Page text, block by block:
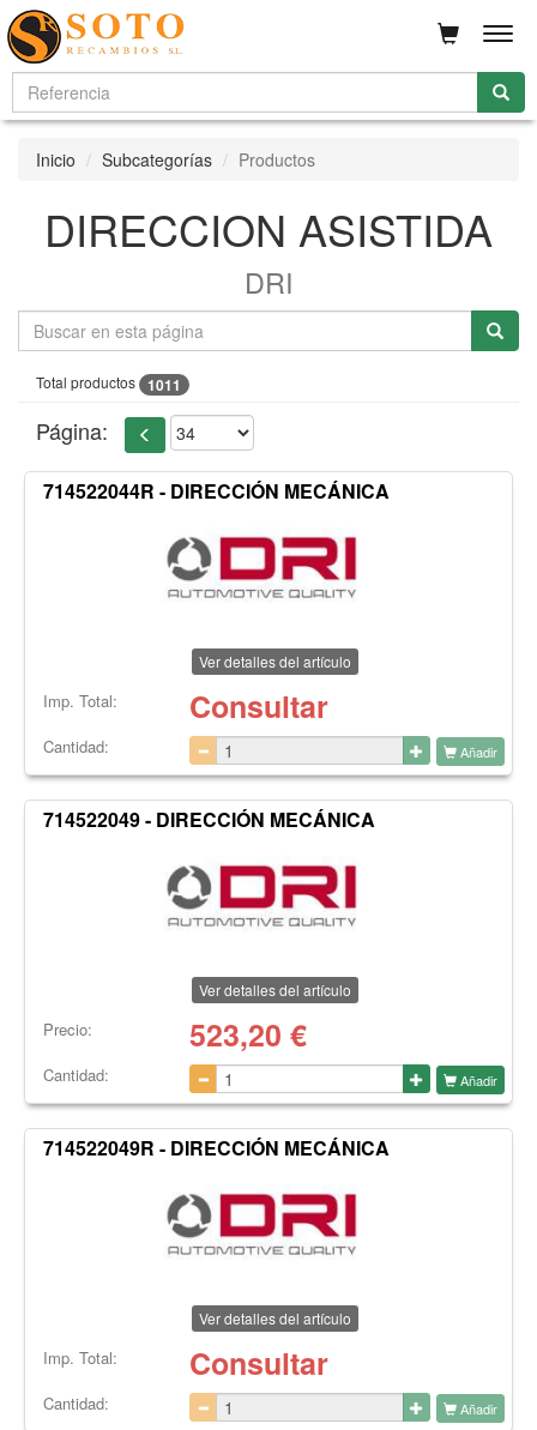
Inicio Subcategorías Productos
DIRECCION ASISTIDA
DRI
Total productos 1011
Página:
714522044R - DIRECCIÓN MECÁNICA
Ver detalles del artículo
Imp. Total: Consultar
Cantidad: Añadir
714522049 - DIRECCIÓN MECÁNICA
Ver detalles del artículo
Precio: 523,20 €
Cantidad: Añadir
714522049R - DIRECCIÓN MECÁNICA
Ver detalles del artículo
Imp. Total: Consultar
Cantidad: Añadir